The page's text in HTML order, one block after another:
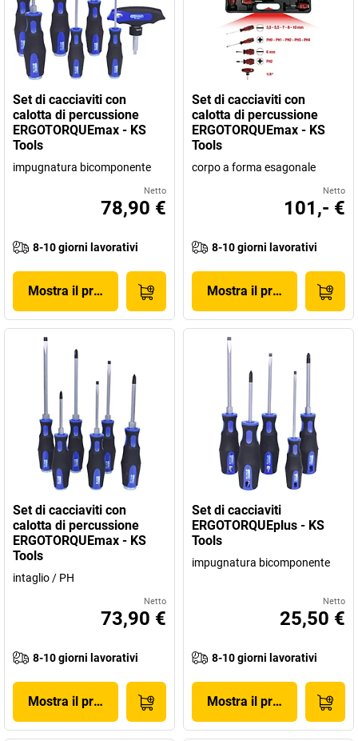
Set di cacciaviti con
calotta di percussione
ERGOTORQUEmax - KS
Tools
impugnatura bicomponente
Netto
78,90 €
8-10 giorni lavorativi
Mostra il prodotto
Set di cacciaviti con
calotta di percussione
ERGOTORQUEmax - KS
Tools
corpo a forma esagonale
Netto
101,- €
8-10 giorni lavorativi
Mostra il prodotto
Set di cacciaviti con
calotta di percussione
ERGOTORQUEmax - KS
Tools
intaglio / PH
Netto
73,90 €
8-10 giorni lavorativi
Mostra il prodotto
Set di cacciaviti
ERGOTORQUEplus - KS
Tools
impugnatura bicomponente
Netto
25,50 €
8-10 giorni lavorativi
Mostra il prodotto